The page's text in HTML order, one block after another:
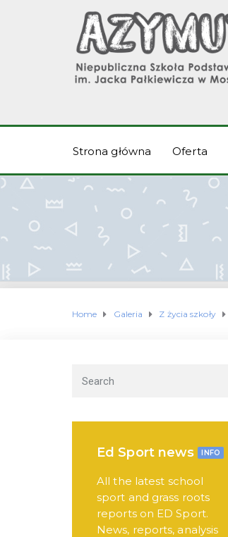
Strona główna Oferta
Home Galeria Z życia szkoły
Ed Sport news INFO
All the latest school
sport and grass roots
reports on ED Sport.
News, reports, analysis